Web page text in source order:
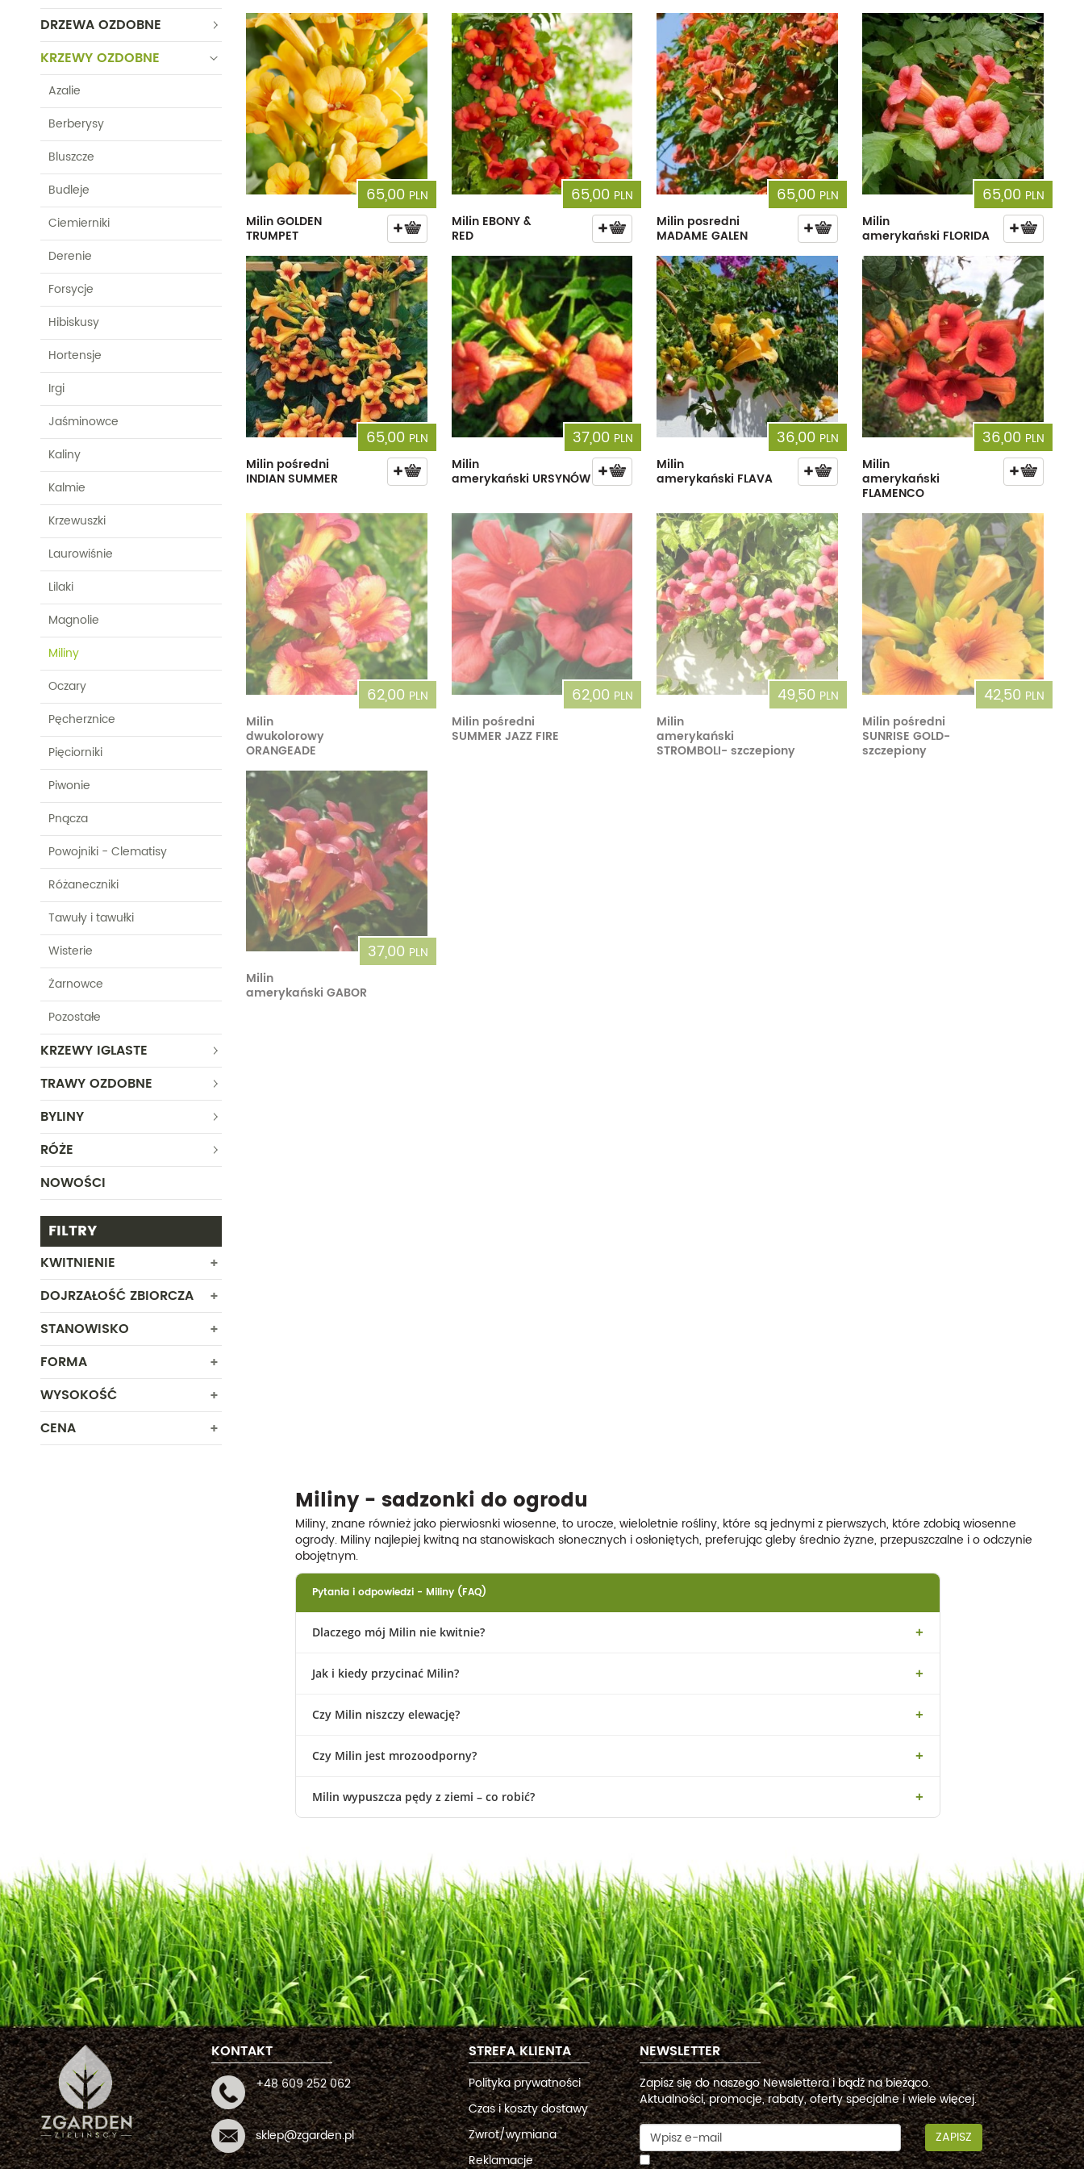
Morele
Wiśnie
Pozostałe
Jagody kamczackie
Jarzębiny i jarząby
jadalne
Truskawki i poziomki
Winogrona
Żurawiny
Pozostałe
Dęby
Glediczje
Głogi
Graby
Jabłonie ozdobne
Jarzębiny i jarząby
Kasztanowce
Wiązy
Wierzby
Wiśnie ozdobne
Złotokapy
Pozostałe
Derenie
Forsycje
Hibiskusy
Hortensje
Irgi
Jaśminowce
Kaliny
Krzewuszki
Pęcherznice
Pięciorniki
Piwonie
Pnącza
Powojniki - Clematisy
Różaneczniki
Tawuły i tawułki
Wisterie
Żarnowce
Pozostałe
Dzielżany
Floksy
Funkie
Goryczki
Hiacynty
Jeżówki
Juki
Wielokwiatowe
Pozostałe
DRZEWA OZDOBNE
KRZEWY OZDOBNE
Azalie
Berberysy
Bluszcze
Budleje
Ciemierniki
Derenie
Forsycje
Hibiskusy
Hortensje
Irgi
Jaśminowce
Kaliny
Kalmie
Krzewuszki
Laurowiśnie
Lilaki
Magnolie
Miliny
Oczary
Pęcherznice
Pięciorniki
Piwonie
Pnącza
Powojniki - Clematisy
Różaneczniki
Tawuły i tawułki
Wisterie
Żarnowce
Pozostałe
KRZEWY IGLASTE
TRAWY OZDOBNE
BYLINY
RÓŻE
NOWOŚCI
FILTRY
KWITNIENIE
CZERWIEC
LIPIEC
SIERPIEŃ
WRZESIEŃ
PAŹDZIERNIK
DOJRZAŁOŚĆ ZBIORCZA
STANOWISKO
SŁONECZNE
FORMA
ROŚLINA W POJEMNIKU
WYSOKOŚĆ
Od
CENA
65,00 PLN
Milin GOLDEN
TRUMPET
65,00 PLN
Milin EBONY &
RED
65,00 PLN
Milin posredni
MADAME GALEN
65,00 PLN
Milin
amerykański FLORIDA
65,00 PLN
Milin pośredni
INDIAN SUMMER
37,00 PLN
Milin
amerykański URSYNÓW
36,00 PLN
Milin
amerykański FLAVA
36,00 PLN
Milin
amerykański
FLAMENCO
62,00 PLN
Milin
dwukolorowy
ORANGEADE
62,00 PLN
Milin pośredni
SUMMER JAZZ FIRE
49,50 PLN
Milin
amerykański
STROMBOLI- szczepiony
42,50 PLN
Milin pośredni
SUNRISE GOLD-
szczepiony
37,00 PLN
Milin
amerykański GABOR
Miliny - sadzonki do ogrodu
Miliny, znane również jako pierwiosnki wiosenne, to urocze, wieloletnie rośliny, które są jednymi z pierwszych, które zdobią wiosenne
ogrody. Miliny najlepiej kwitną na stanowiskach słonecznych i osłoniętych, preferując gleby średnio żyzne, przepuszczalne i o odczynie
obojętnym.
Pytania i odpowiedzi - Miliny (FAQ)
Dlaczego mój Milin nie kwitnie?
Jak i kiedy przycinać Milin?
Czy Milin niszczy elewację?
Czy Milin jest mrozoodporny?
Milin wypuszcza pędy z ziemi – co robić?
KONTAKT
+48 609 252 062
sklep@zgarden.pl
STREFA KLIENTA
Polityka prywatności
Czas i koszty dostawy
Zwrot/wymiana
Reklamacje
NEWSLETTER
Zapisz się do naszego Newslettera i bądź na bieżąco.
Aktualności, promocje, rabaty, oferty specjalne i wiele więcej.
ZAPISZ